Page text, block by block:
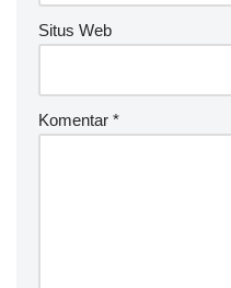
Situs Web
Komentar *